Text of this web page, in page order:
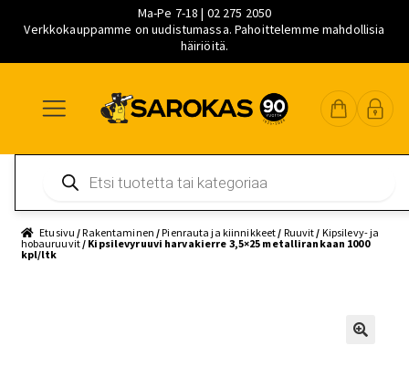
Ma-Pe 7-18 | 02 275 2050
Verkkokauppamme on uudistumassa. Pahoittelemme mahdollisia
häiriöitä.
navigointiin
sisältöön
pääsisältöön
search
Etusivu /Rakentaminen /Pienrauta ja kiinnikkeet / Ruuvit / Kipsilevy- ja
hobauruuvit/ Kipsilevyruuvi harvakierre 3,5×25 metallirankaan 1000
kpl/ltk